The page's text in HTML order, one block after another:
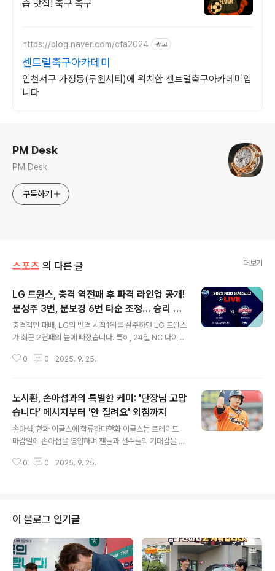
습 맛집! 축구 축구
https://blog.naver.com/cfa2024 광고
센트럴축구아카데미
인천서구 가정동(루원시티)에 위치한 센트럴축구아카데미입
니다
PM Desk
PM Desk
구독하기
스포츠 의 다른 글 더보기
LG 트윈스, 충격 역전패 후 파격 라인업 공개!
문성주 3번, 문보경 6번 타순 조정… 승리 이
끌까?
충격적인 패배, LG의 반격 시작1위를 질주하던 LG 트윈스
가 최근 2연패의 늪에 빠졌습니다. 특히, 24일 NC 다이노
패배를 당했죠. KBO 역사상 최초로 불펜 투수 7명이 연속
고, 롯데 자이언츠와의 마지막 맞대결에서 반전을 노리고
있습니다. 운명의 한화 3연전을 앞두고…2연패로 인해 매
직넘버를 줄이지 못한 LG는 2위 한화 이글스에 2.5경기
차이로 쫓기는 상황에 놓였습니다. LG는 26일부터 대전
전 결과가 한화와의 중요한 경기에 어떤 영향을 미칠지 주
0 0 2025. 9. 25.
노시환, 손아섭과의 특별한 케미: '단장님 고맙
습니다' 메시지부터 '안 질려요' 외침까지
손아섭, 한화 이글스에 합류하다한화 이글스는 트레이드
마감일에 손아섭을 영입하며 팬들과 선수들의 기대감을 높
류는 팀 전력 강화는 물론, 후배들에게 긍정적인 영향을 줄
련하며 안타 내기를 하는 등, 남다른 케미를 보여주며 팬들
에게도 즐거움을 선사하고 있습니다. 노시환, 손혁 단장에
게 감사 인사노시환 선수는 손혁 단장에게 손아섭 선수의
영입 후 자신의 기록을 비교하며 '고맙습니다'라는 메시지
를 보낼 정도로 손아섭 선수에 대한 깊은 애정을 드러냈습
0 0 2025. 9. 25.
이 블로그 인기글